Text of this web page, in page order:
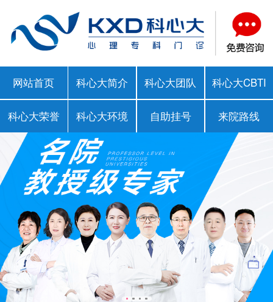
网站首页 科心大简介 科心大团队 科心大CBTI
科心大荣誉 科心大环境 自助挂号 来院路线